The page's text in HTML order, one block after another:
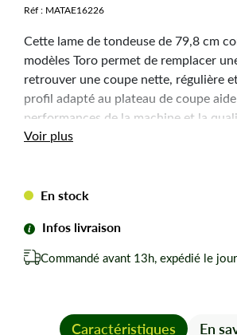
Réf : MATAE16226
Cette lame de tondeuse de 79,8 cm
modèles Toro permet de remplacer
retrouver une coupe nette, régulière
profil adapté au plateau de coupe
performances de la machine et la
la pelouse.
Caractéristiques
techniques
Alésage central : 16 mm
Voir plus
En stock
Infos livraison
Commandé avant 13h, expédié le
Caractéristiques
En